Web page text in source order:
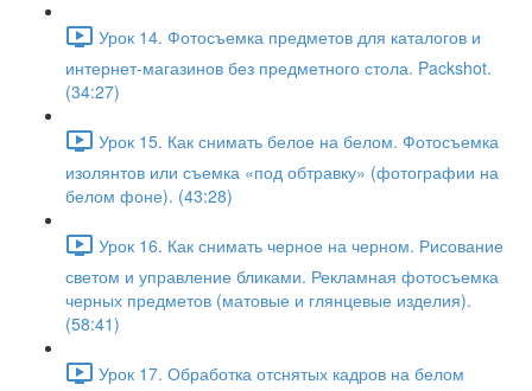
Урок 14. Фотосъемка предметов для каталогов и
интернет-магазинов без предметного стола. Packshot.
(34:27)
Урок 15. Как снимать белое на белом. Фотосъемка
изолянтов или съемка «под обтравку» (фотографии на
белом фоне). (43:28)
Урок 16. Как снимать черное на черном. Рисование
светом и управление бликами. Рекламная фотосъемка
черных предметов (матовые и глянцевые изделия).
(58:41)
Урок 17. Обработка отснятых кадров на белом